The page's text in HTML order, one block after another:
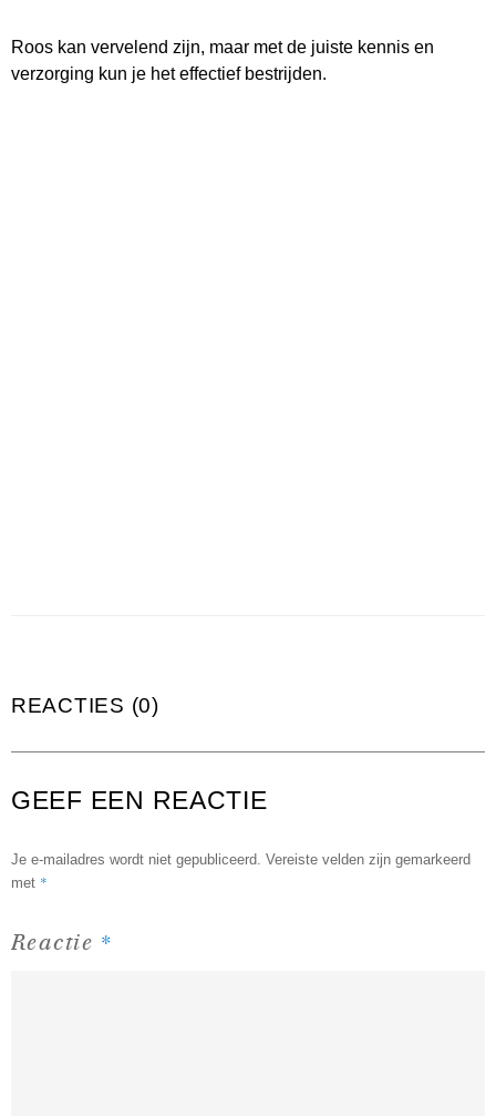
Roos kan vervelend zijn, maar met de juiste kennis en
verzorging kun je het effectief bestrijden.
REACTIES (0)
GEEF EEN REACTIE
Je e-mailadres wordt niet gepubliceerd. Vereiste velden zijn gemarkeerd
met *
Reactie *